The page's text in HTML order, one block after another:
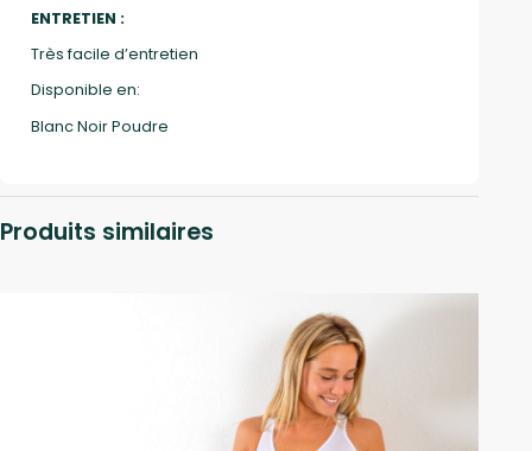
ENTRETIEN :
Très facile d’entretien
Disponible en:
Blanc Noir Poudre
Produits similaires